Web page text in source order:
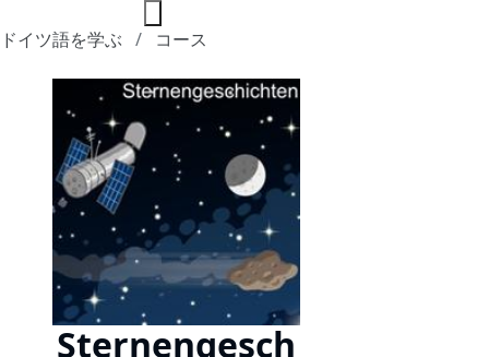
ドイツ語を学ぶ コース
Sternengesch